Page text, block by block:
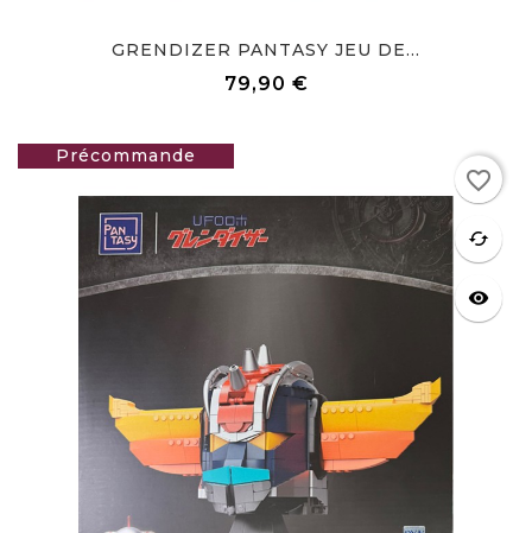
GRENDIZER PANTASY JEU DE...
79,90 €
favorite
cached
visibility
favorite_border